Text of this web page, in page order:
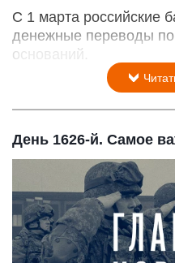
С 1 марта российские
денежные переводы
оснований.
День 1626-й. Самое